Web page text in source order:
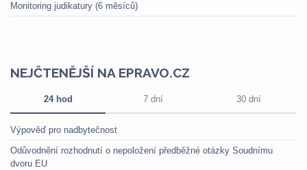
Monitoring judikatury (6 měsíců)
NEJČTENĚJŠÍ NA EPRAVO.CZ
24 hod 7 dní 30 dní
Výpověď pro nadbytečnost
Odůvodnění rozhodnutí o nepoložení předběžné otázky Soudnímu
dvoru EU